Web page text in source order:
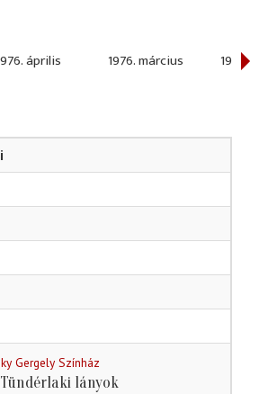
április 1976. március 1976.
Gergely Színház
Tündérlaki lányok